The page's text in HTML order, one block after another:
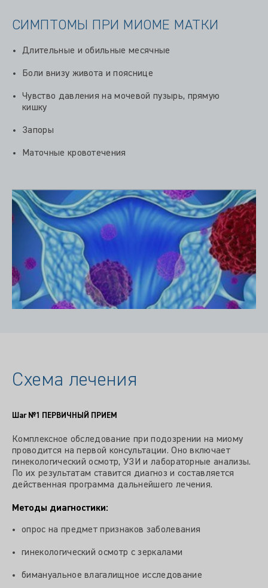
СИМПТОМЫ ПРИ МИОМЕ МАТКИ
Длительные и обильные месячные
Боли внизу живота и пояснице
Чувство давления на мочевой пузырь, прямую
кишку
Запоры
Маточные кровотечения
Схема лечения
Шаг №1 ПЕРВИЧНЫЙ ПРИЕМ
Комплексное обследование при подозрении на миому
проводится на первой консультации. Оно включает
гинекологический осмотр, УЗИ и лабораторные анализы.
По их результатам ставится диагноз и составляется
действенная программа дальнейшего лечения.
Методы диагностики:
опрос на предмет признаков заболевания
гинекологический осмотр с зеркалами
бимануальное влагалищное исследование